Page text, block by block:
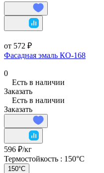
от 572 ₽
Фасадная эмаль КО-168
0
Есть в наличии
Заказать
Есть в наличии
Заказать
596 ₽/кг
Термостойкость : 150°C
150°C